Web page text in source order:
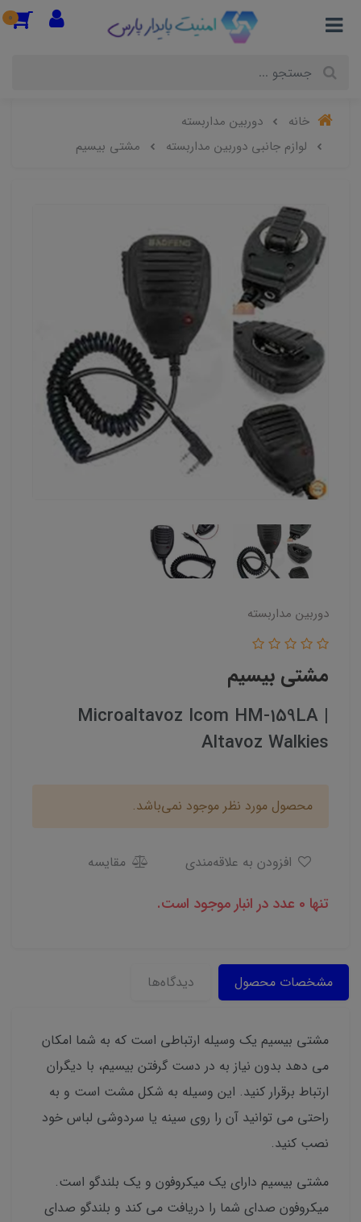
0
خانه
دوربین مداربسته
لوازم جانبی دوربین مداربسته
مشتی بیسیم
دوربین مداربسته
مشتی بیسیم
Microaltavoz Icom HM-159LA |
Altavoz Walkies
محصول مورد نظر موجود نمی‌باشد.
مقایسه
تنها 0 عدد در انبار موجود است.
مشخصات محصول دیدگاه‌ها
مشتی بیسیم یک وسیله ارتباطی است که به شما امکان
می دهد بدون نیاز به در دست گرفتن بیسیم، با دیگران
ارتباط برقرار کنید. این وسیله به شکل مشت است و به
راحتی می توانید آن را روی سینه یا سردوشی لباس خود
نصب کنید.
مشتی بیسیم دارای یک میکروفون و یک بلندگو است.
میکروفون صدای شما را دریافت می کند و بلندگو صدای